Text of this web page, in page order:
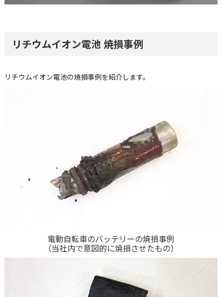
リチウムイオン電池 焼損事例
リチウムイオン電池の焼損事例を紹介します。
電動自転車のバッテリーの焼損事例
（当社内で意図的に焼損させたもの）